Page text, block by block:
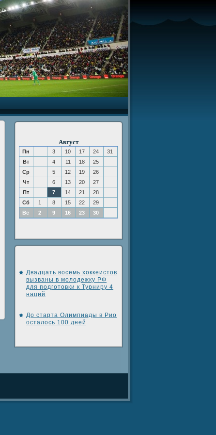
Август
Пн 3 10 17 24
31
Вт
4 11 18
25
Ср
5 12 19
26
Чт
6 13 20
27
Пт
7 14 21
28
Сб
1 8 15 22
29
Вс
2 9 16 23 30
Двадцать восемь хоккеистов
вызваны в молодежку РФ
для подготовки к Турниру 4
наций
До старта Олимпиады в Рио
осталось 100 дней